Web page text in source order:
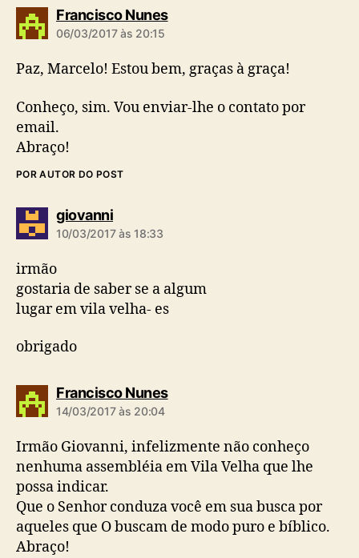
Francisco Nunesd
06/03/2017 às 20:15
Paz, Marcelo! Estou bem, graças à graça!
Conheço, sim. Vou enviar-lhe o contato por
email.
Abraço!
POR AUTOR DO POST
giovannid
i
10/03/2017 às 18:33
irmão
gostaria de saber se a algum
lugar em vila velha- es
obrigado
Francisco Nunesd
:
14/03/2017 às 20:04
Irmão Giovanni, infelizmente não conheço
nenhuma assembléia em Vila Velha que lhe
possa indicar.
Que o Senhor conduza você em sua busca por
aqueles que O buscam de modo puro e bíblico.
Abraço!